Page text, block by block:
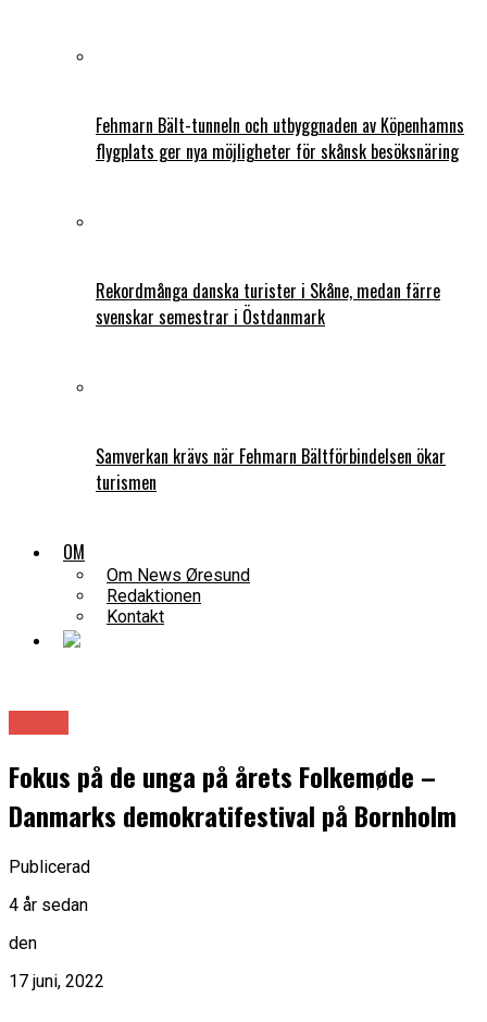
Fehmarn Bält-tunneln och utbyggnaden av Köpenhamns
flygplats ger nya möjligheter för skånsk besöksnäring
Rekordmånga danska turister i Skåne, medan färre
svenskar semestrar i Östdanmark
Samverkan krävs när Fehmarn Bältförbindelsen ökar
turismen
OM
Om News Øresund
Redaktionen
Kontakt
Fokus på de unga på årets Folkemøde –
Danmarks demokratifestival på Bornholm
Publicerad
4 år sedan
den
17 juni, 2022